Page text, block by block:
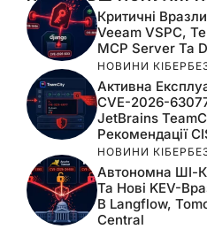
Критичні
Veeam VSPC,
MCP Server Та
НОВИНИ
Активна
CVE-2026-
JetBrains
Рекомендації
НОВИНИ
Автономна ШІ-
Та Нові KEV-
В Langflow,
Central